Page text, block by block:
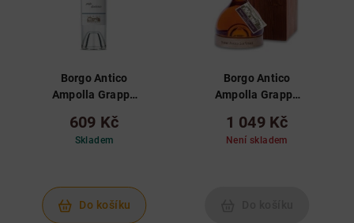
Borgo Antico
Ampolla Grappa
40%
609 Kč
Skladem
Do košíku
Borgo Antico
Ampolla Grappa
1 049 Kč
Není skladem